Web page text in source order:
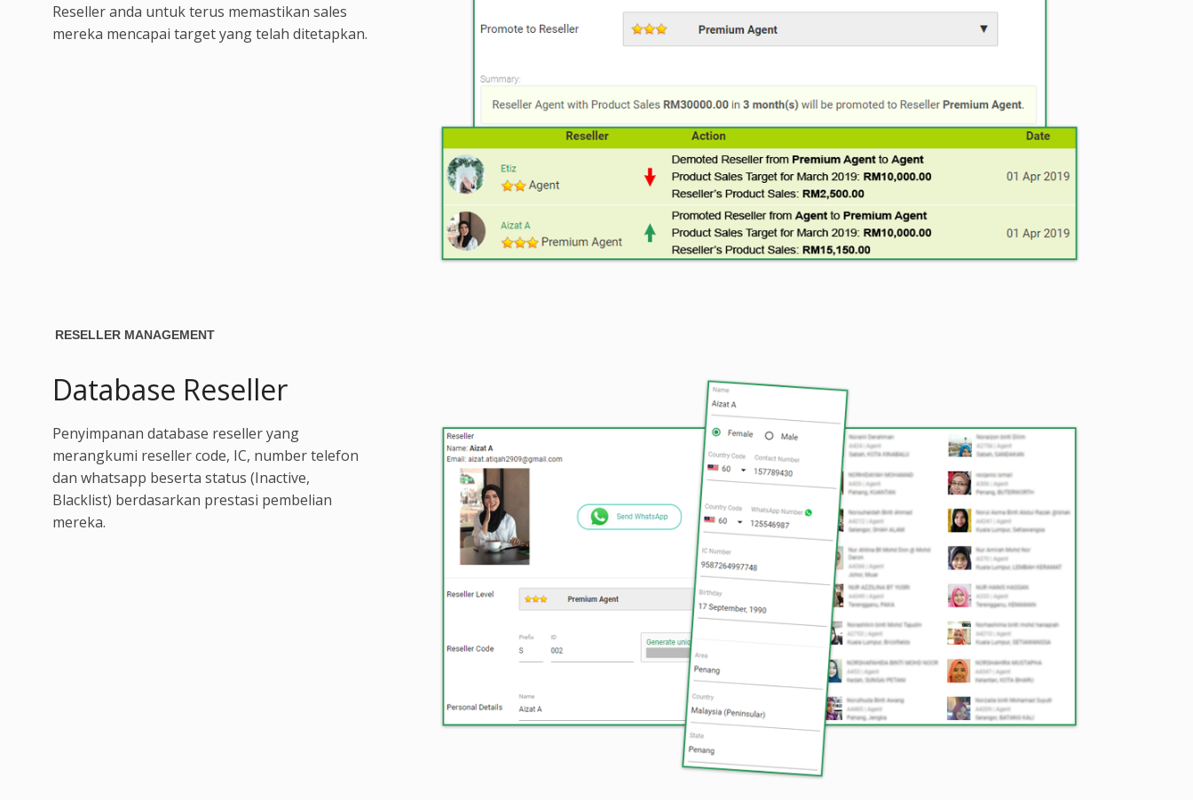
Reseller anda untuk terus memastikan sales
mereka mencapai target yang telah ditetapkan.
RESELLER MANAGEMENT
Database Reseller
Penyimpanan database reseller yang
merangkumi reseller code, IC, number telefon
dan whatsapp beserta status (Inactive,
Blacklist) berdasarkan prestasi pembelian
mereka.